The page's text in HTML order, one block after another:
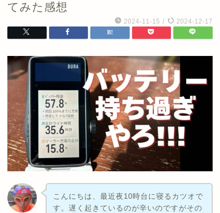
てみた感想
2024-11-15 / 2024-12-17
こんにちは、最近夜10時台に寝るカツオで
す。遅く起きているのが辛いのですがその